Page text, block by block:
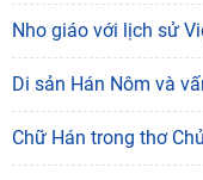
Nho giáo với lịch sử
Di sản Hán Nôm và
Chữ Hán trong thơ